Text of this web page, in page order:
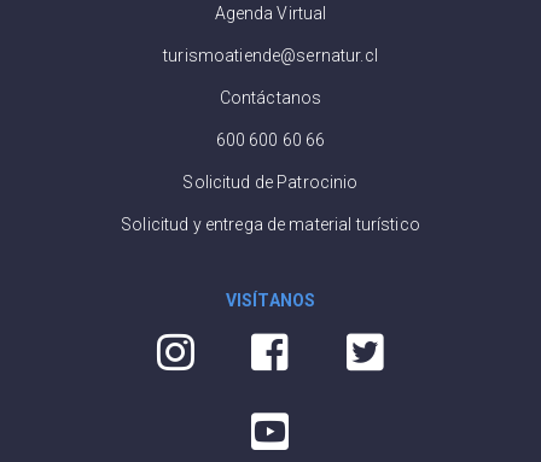
Agenda Virtual
turismoatiende@sernatur.cl
Contáctanos
600 600 60 66
Solicitud de Patrocinio
Solicitud y entrega de material turístico
VISÍTANOS